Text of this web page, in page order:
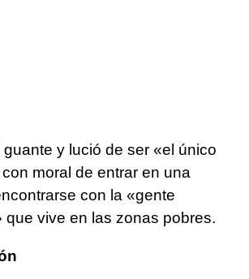
y lució de ser «el único
moral de entrar en una
con la «gente
que vive en las zonas pobres.